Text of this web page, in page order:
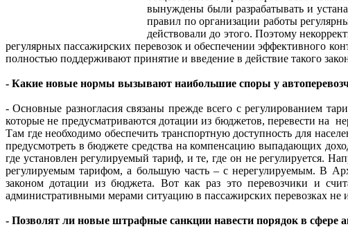
вынуждены были разрабатывать и
правил по организации работы
действовали до этого. Поэтому
регулярных пассажирских перевозок и обеспечении эффективного
полностью поддерживают принятие и введение в действие такого
- Какие новые нормы вызывают наибольшие споры у
- Основные разногласия связаны прежде всего с регулированием
которые не предусматриваются дотации из бюджетов, перевести на
Там где необходимо обеспечить транспортную доступность для
предусмотреть в бюджете средства на компенсацию выпадающих
где установлен регулируемый тариф, и те, где он не регулируетcя.
регулируемым тарифом, а большую часть – с нерегулируемым. В
законом дотации из бюджета. Вот как раз это перевозчики и
административными мерами ситуацию в пассажирских перевозках не
- Позволят ли новые штрафные санкции навести порядок в сфере